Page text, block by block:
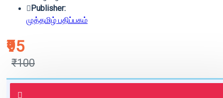
₹95
₹100
Publisher:
முத்தமிழ் பதிப்பகம்
புத்தகம் 3 - 7 நாட்களில் அனுப்பி
வைக்கப்படும்.